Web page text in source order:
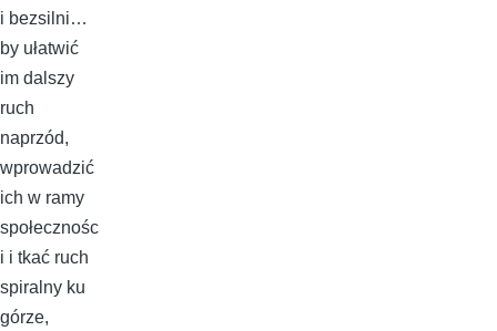
i bezsilni…
by ułatwić
im dalszy
ruch
naprzód,
wprowadzić
ich w ramy
społecznośc
i i tkać ruch
spiralny ku
górze,